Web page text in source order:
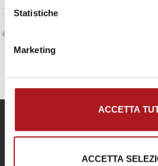
Statistiche
Marketing
ACCETTA
ACCETTA
Privacy
In questa pagina si descrivono